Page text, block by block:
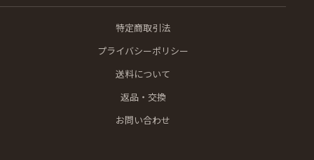
特定商取引法
プライバシーポリシー
送料について
返品・交換
お問い合わせ